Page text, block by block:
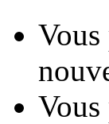
Vous